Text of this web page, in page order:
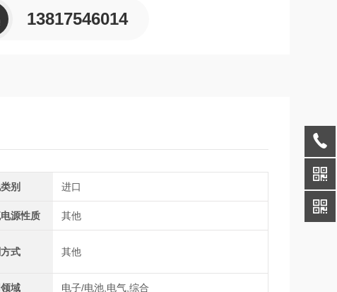
13817546014
别 进口
源性质 其他
式 其他
域 电子/电池,电气,综合